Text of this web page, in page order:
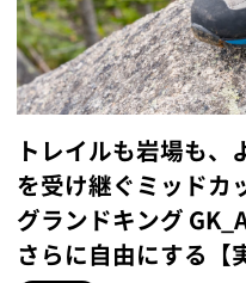
トレイルも岩場も
を受け継ぐミッドカ
グランドキング
さらに自由にする【